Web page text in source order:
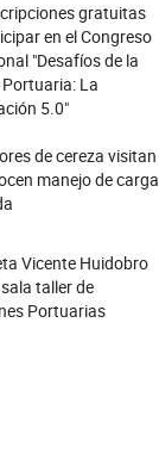
gratuitas
en el Congreso
"Desafíos de la
La
5.0"
de cereza visitan
manejo de carga
Vicente Huidobro
taller de
Portuarias